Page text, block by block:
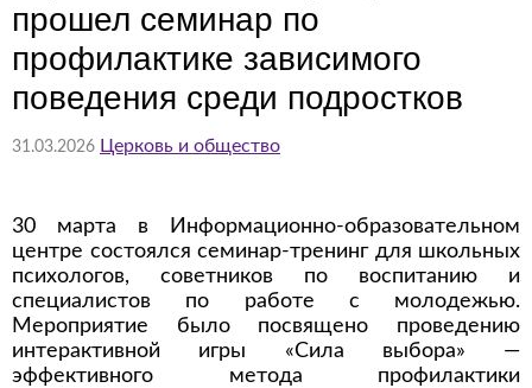
прошел семинар по
профилактике зависимого
поведения среди подростков
31.03.2026 Церковь и общество
30 марта в Информационно-образовательном
центре состоялся семинар-тренинг для школьных
психологов, советников по воспитанию и
специалистов по работе с молодежью.
Мероприятие было посвящено проведению
интерактивной игры «Сила выбора» —
эффективного метода профилактики